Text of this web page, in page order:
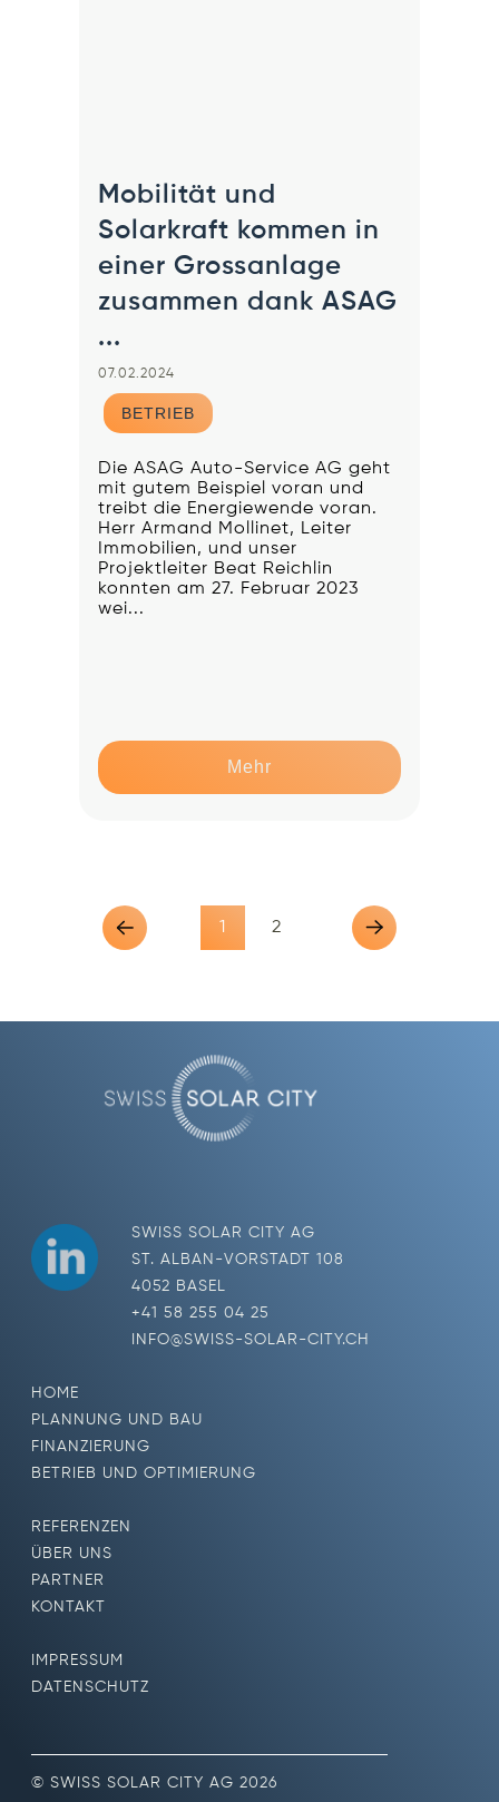
Mobilität und
Solarkraft kommen in
einer Grossanlage
zusammen dank ASAG
...
07.02.2024
BETRIEB
Die ASAG Auto-Service AG geht
mit gutem Beispiel voran und
treibt die Energiewende voran.
Herr Armand Mollinet, Leiter
Immobilien, und unser
Projektleiter Beat Reichlin
konnten am 27. Februar 2023
wei...
Mehr
1 2
SWISS SOLAR CITY AG
ST. ALBAN-VORSTADT 108
4052 BASEL
+41 58 255 04 25
INFO@SWISS-SOLAR-CITY.CH
HOME
PLANNUNG UND BAU
FINANZIERUNG
BETRIEB UND OPTIMIERUNG
REFERENZEN
ÜBER UNS
PARTNER
KONTAKT
IMPRESSUM
DATENSCHUTZ
© SWISS SOLAR CITY AG 2026